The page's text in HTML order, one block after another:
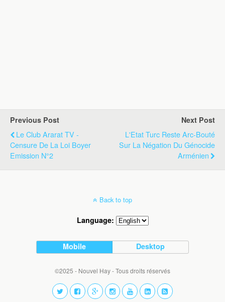
Previous Post
Le Club Ararat TV -
Censure De La Loi Boyer
Emission N°2
Next Post
L'Etat Turc Reste Arc-Bouté
Sur La Négation Du Génocide
Arménien
Back to top
Language:
Mobile Desktop
©2025 - Nouvel Hay - Tous droits réservés